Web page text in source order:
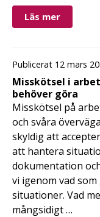
Läs mer
Publicerat 12 mars
Misskötsel i
behöver göra
Misskötsel på
och svåra
skyldig att
att hantera
dokumentation
vi igenom vad
situationer. Vad
mångsidigt …